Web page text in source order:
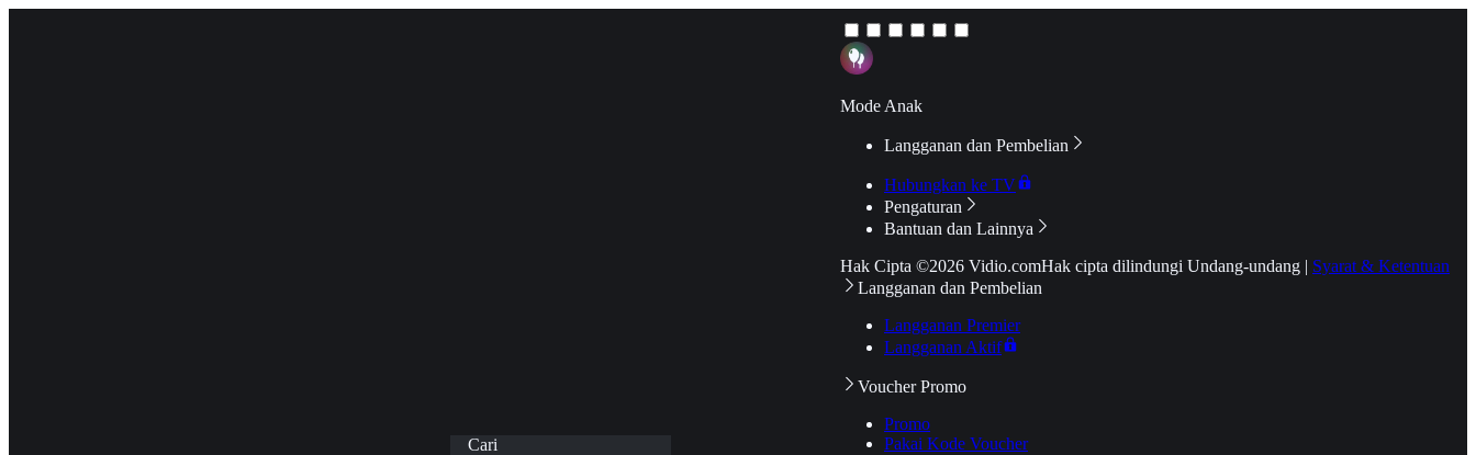
Cari
Mode Anak
Langganan dan Pembelian
Hubungkan ke TV
Pengaturan
Bantuan dan Lainnya
Hak Cipta ©2026 Vidio.comHak cipta dilindungi Undang-undang | Syarat & Ketentuan
Langganan dan Pembelian
Langganan Premier
Langganan Aktif
Voucher Promo
Promo
Pakai Kode Voucher